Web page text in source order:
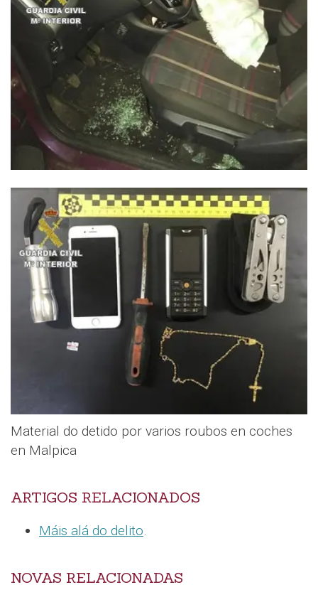
Material do detido por varios roubos en coches
en Malpica
ARTIGOS RELACIONADOS
Máis alá do delito.
NOVAS RELACIONADAS